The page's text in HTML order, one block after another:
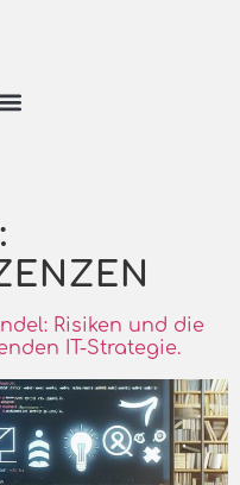
Risiken und die
IT-Strategie.